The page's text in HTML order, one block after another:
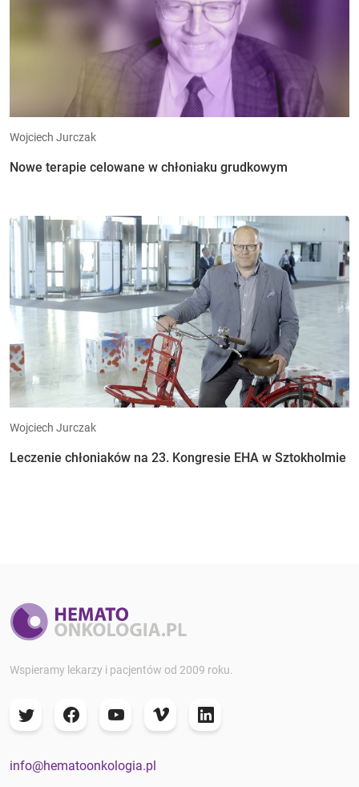
Wojciech Jurczak
Nowe terapie celowane w chłoniaku grudkowym
Wojciech Jurczak
Leczenie chłoniaków na 23. Kongresie EHA w Sztokholmie
Wspieramy lekarzy i pacjentów od 2009 roku.
info@hematoonkologia.pl